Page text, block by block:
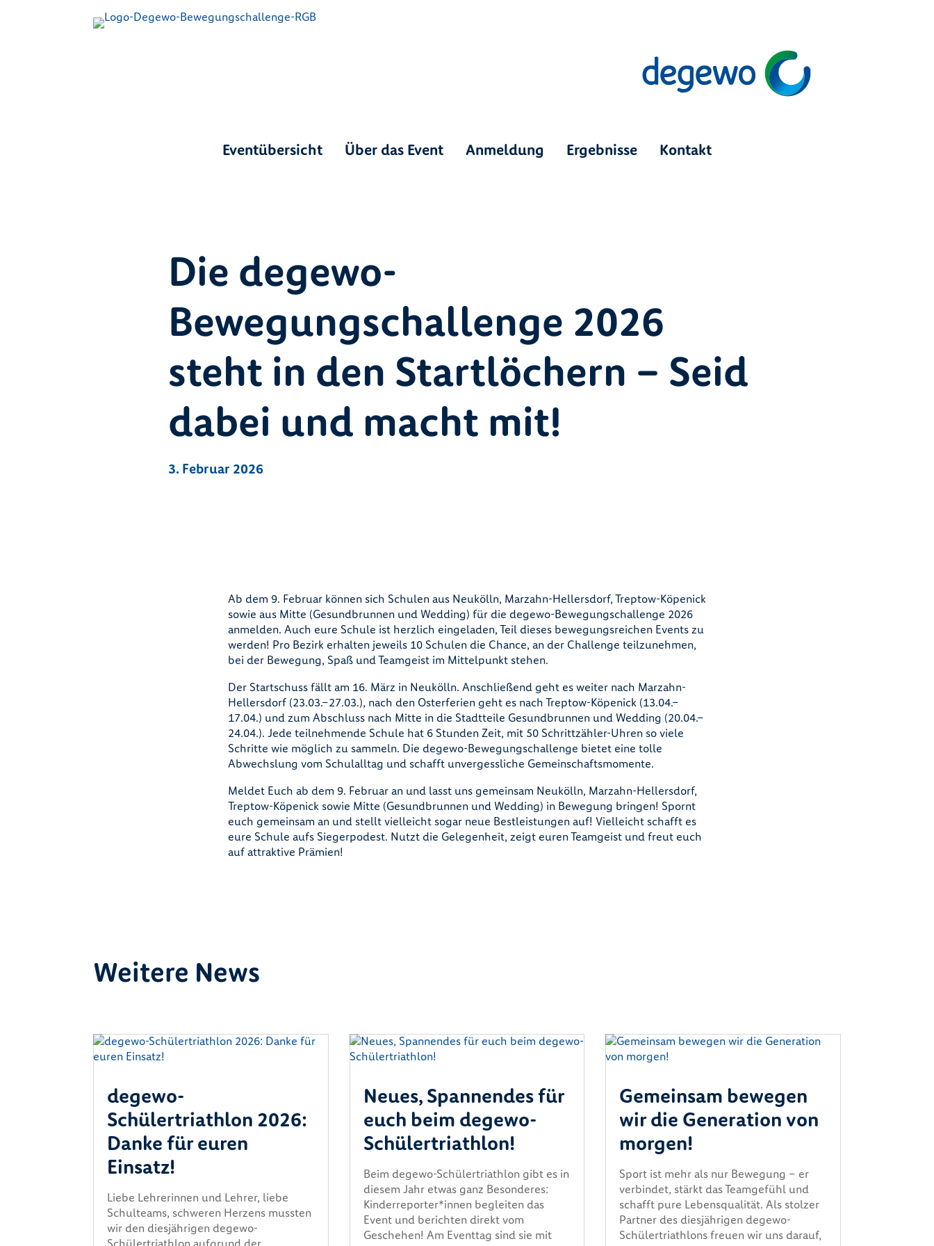
Eventübersicht Über das Event Anmeldung Ergebnisse Kontakt
Die degewo-
Bewegungschallenge 2026
steht in den Startlöchern – Seid
dabei und macht mit!
3. Februar 2026
Ab dem 9. Februar können sich Schulen aus Neukölln, Marzahn-Hellersdorf, Treptow-Köpenick
sowie aus Mitte (Gesundbrunnen und Wedding) für die degewo-Bewegungschallenge 2026
anmelden. Auch eure Schule ist herzlich eingeladen, Teil dieses bewegungsreichen Events zu
werden! Pro Bezirk erhalten jeweils 10 Schulen die Chance, an der Challenge teilzunehmen,
bei der Bewegung, Spaß und Teamgeist im Mittelpunkt stehen.
Der Startschuss fällt am 16. März in Neukölln. Anschließend geht es weiter nach Marzahn-
Hellersdorf (23.03.–27.03.), nach den Osterferien geht es nach Treptow-Köpenick (13.04.–
17.04.) und zum Abschluss nach Mitte in die Stadtteile Gesundbrunnen und Wedding (20.04.–
24.04.). Jede teilnehmende Schule hat 6 Stunden Zeit, mit 50 Schrittzähler-Uhren so viele
Schritte wie möglich zu sammeln. Die degewo-Bewegungschallenge bietet eine tolle
Abwechslung vom Schulalltag und schafft unvergessliche Gemeinschaftsmomente.
Meldet Euch ab dem 9. Februar an und lasst uns gemeinsam Neukölln, Marzahn-Hellersdorf,
Treptow-Köpenick sowie Mitte (Gesundbrunnen und Wedding) in Bewegung bringen! Spornt
euch gemeinsam an und stellt vielleicht sogar neue Bestleistungen auf! Vielleicht schafft es
eure Schule aufs Siegerpodest. Nutzt die Gelegenheit, zeigt euren Teamgeist und freut euch
auf attraktive Prämien!
Weitere News
degewo-
Schülertriathlon 2026:
Danke für euren
Einsatz!
Liebe Lehrerinnen und Lehrer, liebe
Schulteams, schweren Herzens mussten
wir den diesjährigen degewo-
Neues, Spannendes für
euch beim degewo-
Schülertriathlon!
Beim degewo-Schülertriathlon gibt es in
diesem Jahr etwas ganz Besonderes:
Kinderreporter*innen begleiten das
Event und berichten direkt vom
Geschehen! Am Eventtag sind sie mit
Gemeinsam bewegen
wir die Generation von
morgen!
Sport ist mehr als nur Bewegung – er
verbindet, stärkt das Teamgefühl und
schafft pure Lebensqualität. Als stolzer
Partner des diesjährigen degewo-
Schülertriathlons freuen wir uns darauf,